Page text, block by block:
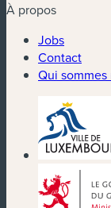
À propos
Jobs
Contact
Qui sommes